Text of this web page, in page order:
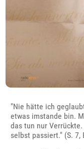
"Nie hätte ich
etwas imstande bin.
das tun nur
selbst passiert." (S. 7,